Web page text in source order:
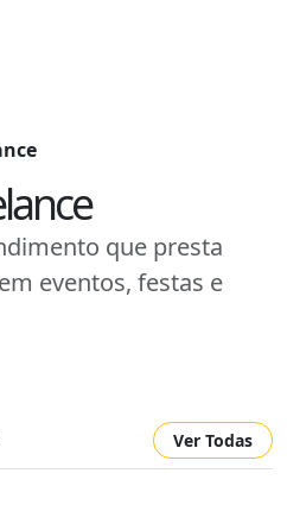
que presta
eventos, festas e
Ver Todas